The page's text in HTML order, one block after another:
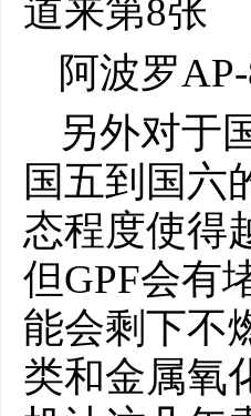
阿波罗
另外对于
国五到国六
态程度使得
但GPF会有
能会剩下不
类和金属氧